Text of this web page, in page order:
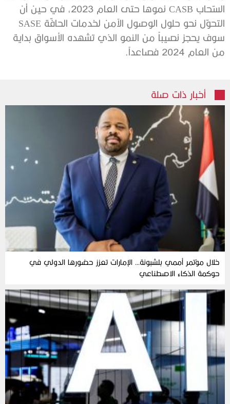
السّحاب CASB نموها حتى العام 2023، في حين أن
التحوّل نحو حلول الوصول الآمن لخدمات الحافّة SASE
سوف يحجز نصيباً من النمو الذي تشهده الأسواق بداية
من العام 2024 فصاعداً.
أخبار ذات صلة
خلال مؤتمر أممي بلشبونة… الإمارات تعزز حضورها الدولي في
حوكمة الذكاء الاصطناعي